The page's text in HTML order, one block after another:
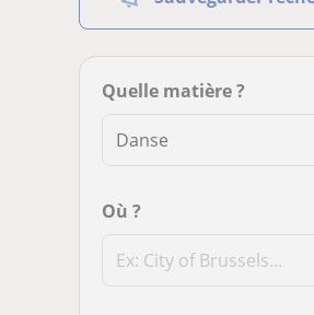
Quelle matière ?
Où ?